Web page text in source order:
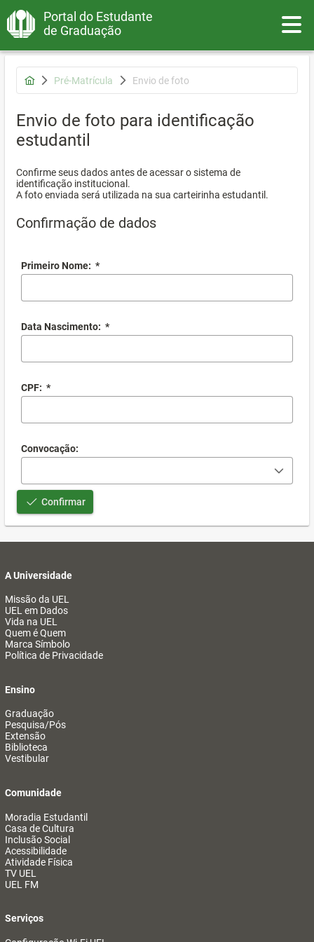
Portal do Estudante
de Graduação
Pré-Matrícula Envio de foto
Envio de foto para identificação
estudantil
Confirme seus dados antes de acessar o sistema de
identificação institucional.
A foto enviada será utilizada na sua carteirinha estudantil.
Confirmação de dados
Primeiro Nome: *
Data Nascimento: *
CPF: *
Convocação:
Confirmar
A Universidade
Missão da UEL
UEL em Dados
Vida na UEL
Quem é Quem
Marca Símbolo
Política de Privacidade
Ensino
Graduação
Pesquisa/Pós
Extensão
Biblioteca
Vestibular
Comunidade
Moradia Estudantil
Casa de Cultura
Inclusão Social
Acessibilidade
Atividade Física
TV UEL
UEL FM
Serviços